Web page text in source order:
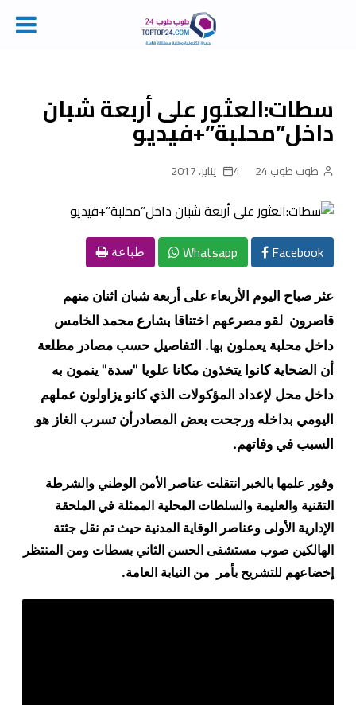
سطات:العثور على أربعة شبان
داخل”محلبة”+فيديو
طوب طوب 24 4 يناير، 2017
Facebook
Whatsapp طباعة
عثر صباح اليوم الأربعاء على أربعة شبان اثنان منهم
قاصرون لقو مصرعهم اختناقا بشارع محمد الخامس
داخل محلبة يعملون بها. التفاصيل حسب مصادر مطلعة
أن الضحاية كانوا يتخذون مكانا علويا "سدة" ينمون به
داخل محل لإعداد المؤكولات الذي كانو يزاولون عملهم
اليومي بداخله ورجحت بعض المصادرأن تسرب الغاز هو
السبب في وفاتهم.
وفور علمها بالخبر انتقلت عناصر الأمن الوطني والشرطة
التقنية والعليمة والسلطات المحلية الممثلة في الملحقة
الإدارية الأولى وعناصر الوقاية المدنية حيث تم نقل جثتة
الهالكين صوب مستشفى الحسن الثاني بسطات ومن المنتظر
إخضاعهم للتشريح بأمر من النيابة العامة.